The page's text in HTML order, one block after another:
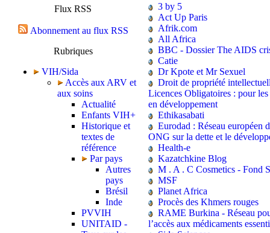
Flux RSS
Abonnement au flux RSS
Rubriques
VIH/Sida
Accès aux ARV et
aux soins
Actualité
Enfants VIH+
Historique et
textes de
référence
Par pays
Autres
pays
Brésil
Inde
PVVIH
UNITAID -
3 by 5
Act Up Paris
Afrik.com
All Africa
BBC - Dossier The AIDS
Catie
Dr Kpote et Mr Sexuel
Droit de propriété
Licences Obligatoires : pour les
en développement
Ethikasabati
Eurodad : Réseau européen
ONG sur la dette et le
Health-e
Kazatchkine Blog
M . A . C Cosmetics - Fond
MSF
Planet Africa
Procès des Khmers rouges
RAME Burkina - Réseau
l’accès aux médicaments